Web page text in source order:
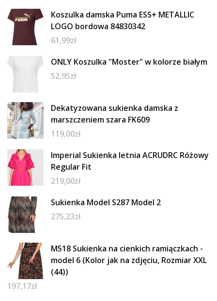
Koszulka damska Puma ESS+ METALLIC
LOGO bordowa 84830342
61,99zł
ONLY Koszulka "Moster" w kolorze białym
52,95zł
Dekatyzowana sukienka damska z
marszczeniem szara FK609
119,00zł
Imperial Sukienka letnia ACRUDRC Różowy
Regular Fit
219,00zł
Sukienka Model S287 Model 2
275,23zł
M518 Sukienka na cienkich ramiączkach -
model 6 (Kolor jak na zdjęciu, Rozmiar XXL
(44))
197,17zł